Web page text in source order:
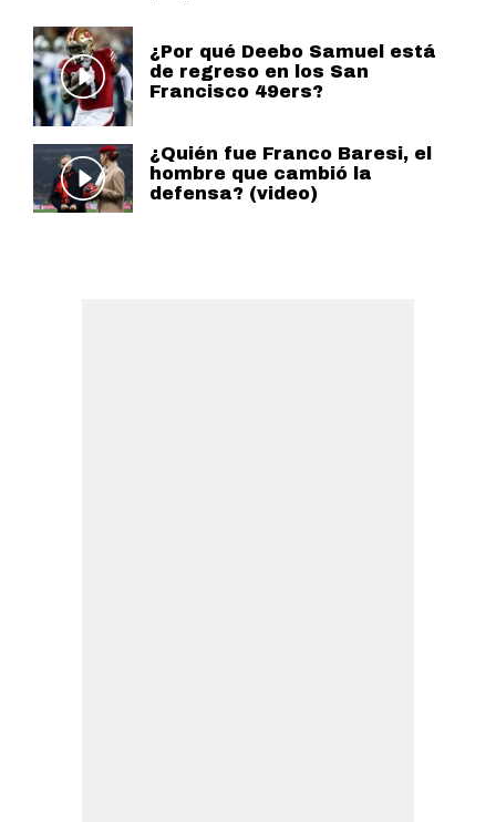
¿Por qué Deebo Samuel está
de regreso en los San
Francisco 49ers?
¿Quién fue Franco Baresi, el
hombre que cambió la
defensa? (video)